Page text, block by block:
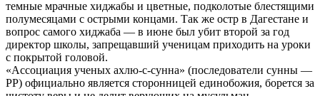
темные мрачные хиджабы и цветные, подколотые блестящими
полумесяцами с острыми концами. Так же остр в Дагестане и
вопрос самого хиджаба — в июне был убит второй за год
директор школы, запрещавший ученицам приходить на уроки
с покрытой головой.
«Ассоциация ученых ахлю-с-сунна» (последователи сунны —
РР) официально является сторонницей единобожия, борется за